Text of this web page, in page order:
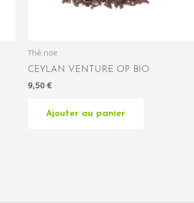
Thé noir
CEYLAN VENTURE OP BIO
9,50€
Ajouter au panier